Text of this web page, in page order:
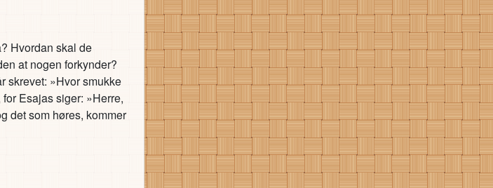
Hvordan skal de
at nogen forkynder?
skrevet: »Hvor smukke
Esajas siger: »Herre,
det som høres, kommer